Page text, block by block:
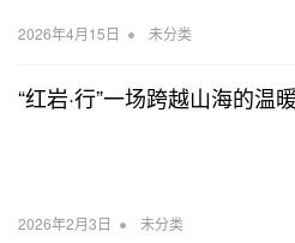
2026年4月15日 • 未分类
“红岩·行”一场跨越山海的温
2026年2月3日 • 未分类